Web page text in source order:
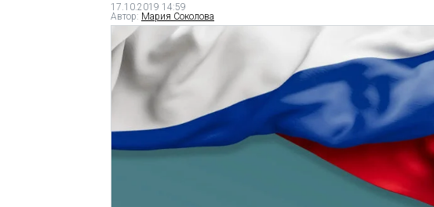
17.10.2019 14:59
Автор: Мария Соколова